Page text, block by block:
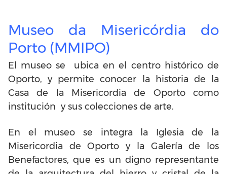
Museo da Misericórdia do
Porto (MMIPO)
El museo se ubica en el centro histórico de
Oporto, y permite conocer la historia de la
Casa de la Misericordia de Oporto como
institución y sus colecciones de arte.
En el museo se integra la Iglesia de la
Misericordia de Oporto y la Galería de los
Benefactores, que es un digno representante